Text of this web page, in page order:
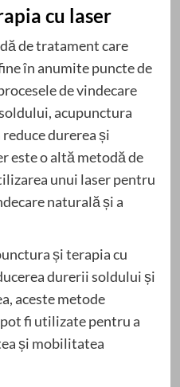
cu laser
de tratament care
în anumite puncte de
de vindecare
acupunctura
durerea și
este o altă metodă de
unui laser pentru
naturală și a
și terapia cu
durerii soldului și
aceste metode
fi utilizate pentru a
și mobilitatea